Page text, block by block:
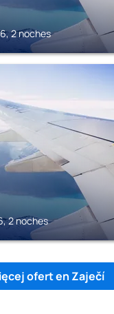
2 noches
2 noches
ofert en Zaječí